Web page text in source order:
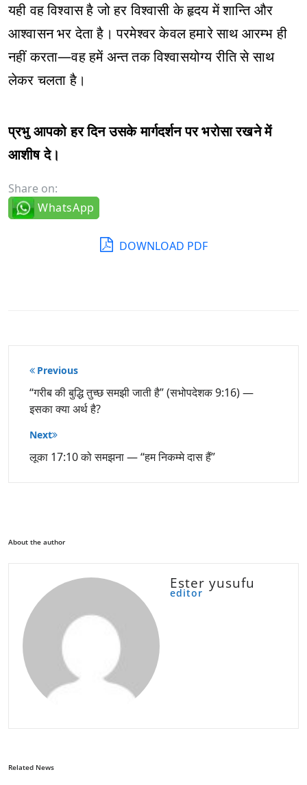
यही वह विश्वास है जो हर विश्वासी के हृदय में शान्ति और
आश्वासन भर देता है। परमेश्वर केवल हमारे साथ आरम्भ ही
नहीं करता—वह हमें अन्त तक विश्वासयोग्य रीति से साथ
लेकर चलता है।
प्रभु आपको हर दिन उसके मार्गदर्शन पर भरोसा रखने में
आशीष दे।
Share on:
WhatsApp
DOWNLOAD PDF
पोस्ट
नेविगेशन
Previous
“गरीब की बुद्धि तुच्छ समझी जाती है” (सभोपदेशक 9:16) —
इसका क्या अर्थ है?
Next
लूका 17:10 को समझना — “हम निकम्मे दास हैं”
About the author
Ester yusufu
editor
Related News